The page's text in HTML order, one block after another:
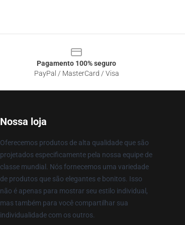
Pagamento 100% seguro
PayPal / MasterCard / Visa
Nossa loja
Oferecemos produtos de alta qualidade que são
projetados especificamente pela nossa equipe de
classe mundial. Nós fornecemos uma variedade
de produtos que são elegantes e bonitos. Isso
não é apenas para mostrar seu estilo individual,
mas também para você compartilhar sua
individualidade com os outros.